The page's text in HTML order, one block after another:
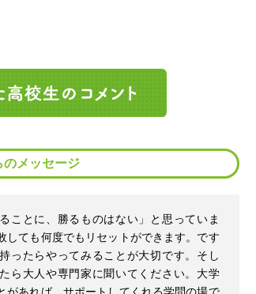
のメッセージ
ことに、勝るものはない」と思っていま
しても何度でもリセットができます。です
ったらやってみることが大切です。そし
ら大人や専門家に聞いてください。大学
があれば、サポートしてくれる学問の場で